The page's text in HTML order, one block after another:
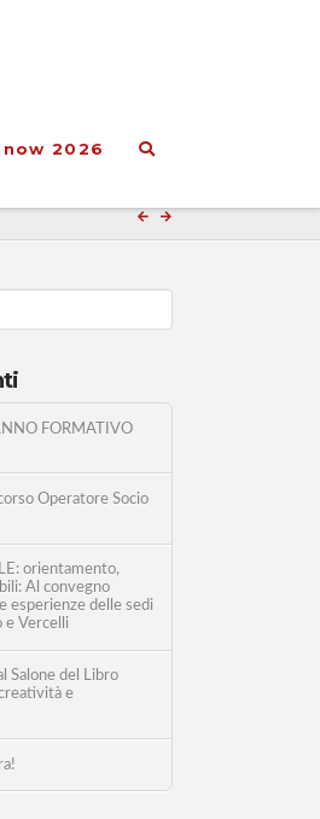
2026
FORMATIVO
Operatore Socio
orientamento,
Al convegno
esperienze delle sedi
e Vercelli
Salone del Libro
e